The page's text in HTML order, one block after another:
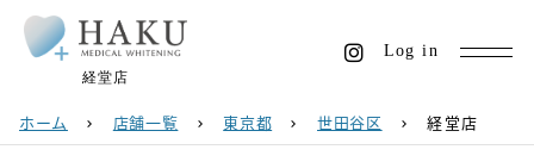
経堂店
Log in
ホーム chevron_right 店舗一覧 chevron_right 東京都 chevron_right 世田谷区 chevron_right 経堂店